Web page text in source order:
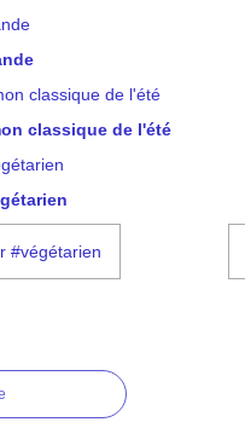
classique de l'été
#végétarien